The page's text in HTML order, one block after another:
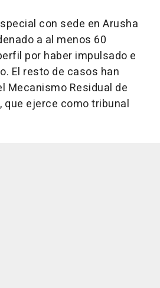
con sede en Arusha
a al menos 60
por haber impulsado e
El resto de casos han
Mecanismo Residual de
que ejerce como tribunal